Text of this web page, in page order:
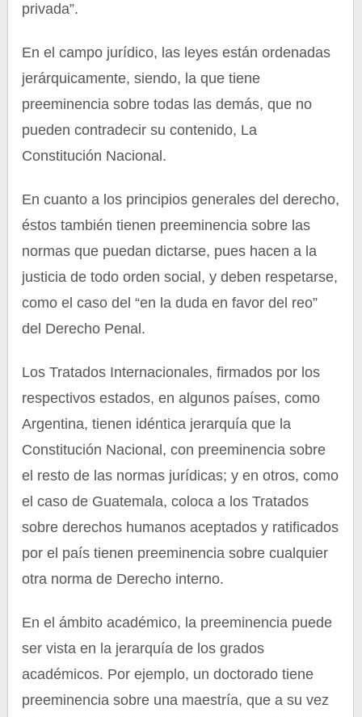
privada”.
En el campo jurídico, las leyes están ordenadas
jerárquicamente, siendo, la que tiene
preeminencia sobre todas las demás, que no
pueden contradecir su contenido, La
Constitución Nacional.
En cuanto a los principios generales del derecho,
éstos también tienen preeminencia sobre las
normas que puedan dictarse, pues hacen a la
justicia de todo orden social, y deben respetarse,
como el caso del “en la duda en favor del reo”
del Derecho Penal.
Los Tratados Internacionales, firmados por los
respectivos estados, en algunos países, como
Argentina, tienen idéntica jerarquía que la
Constitución Nacional, con preeminencia sobre
el resto de las normas jurídicas; y en otros, como
el caso de Guatemala, coloca a los Tratados
sobre derechos humanos aceptados y ratificados
por el país tienen preeminencia sobre cualquier
otra norma de Derecho interno.
En el ámbito académico, la preeminencia puede
ser vista en la jerarquía de los grados
académicos. Por ejemplo, un doctorado tiene
preeminencia sobre una maestría, que a su vez